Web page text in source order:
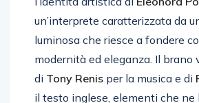
un’interprete caratterizzata da
luminosa che riesce a fondere
modernità ed eleganza. Il brano
di Tony Renis per la musica e di
il testo inglese, elementi che ne